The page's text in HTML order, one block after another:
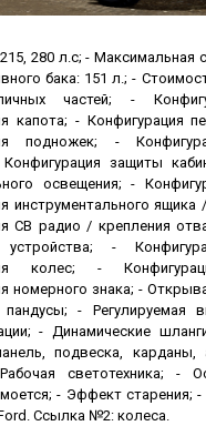
280 л.с; - Максимальная
бака: 151 л.; -
частей; -
капота; - Конфигурация
подножек; -
защиты
освещения; -
инструментального ящика
CB радио / крепления
устройства; -
колес; -
номерного знака; -
- Регулируемая
- Динамические
подвеска, карданы,
светотехника; -
- Эффект старения;
Ссылка №2: колеса.